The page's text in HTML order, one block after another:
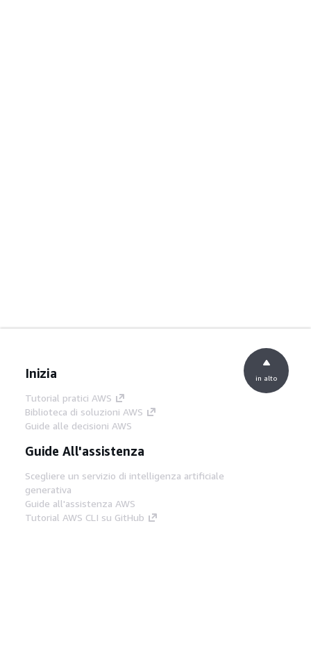
Inizia
Tutorial pratici AWS
Biblioteca di soluzioni AWS
Guide alle decisioni AWS
Guide All'assistenza
Scegliere un servizio di intelligenza artificiale
generativa
Guide all'assistenza AWS
Tutorial AWS CLI su GitHub
in alto